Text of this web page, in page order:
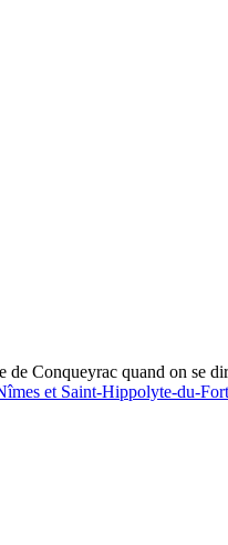
de Conqueyrac quand on se
et Saint-Hippolyte-du-Fort